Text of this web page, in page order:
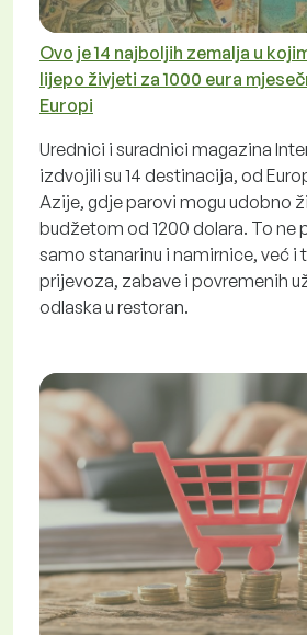
Ovo je 14 najboljih zemalja u
lijepo živjeti za 1000 eura
Europi
Urednici i suradnici magazina
izdvojili su 14 destinacija, od
Azije, gdje parovi mogu udobno
budžetom od 1200 dolara. To ne
samo stanarinu i namirnice, već i
prijevoza, zabave i povremenih
odlaska u restoran.